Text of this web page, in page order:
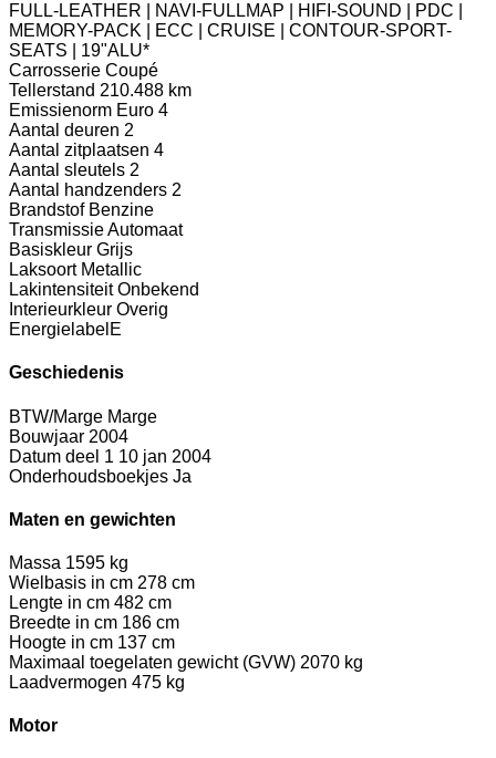
FULL-LEATHER | NAVI-FULLMAP | HIFI-SOUND | PDC |
MEMORY-PACK | ECC | CRUISE | CONTOUR-SPORT-
SEATS | 19"ALU*
Carrosserie Coupé
Tellerstand 210.488 km
Emissienorm Euro 4
Aantal deuren 2
Aantal zitplaatsen 4
Aantal sleutels 2
Aantal handzenders 2
Brandstof Benzine
TransmissieAutomaat
Basiskleur Grijs
Laksoort Metallic
Lakintensiteit Onbekend
Interieurkleur Overig
Energielabel E
Geschiedenis
BTW/Marge Marge
Bouwjaar 2004
Datum deel 1 10 jan 2004
Onderhoudsboekjes Ja
Maten en gewichten
Massa 1595 kg
Wielbasis in cm 278 cm
Lengte in cm 482 cm
Breedte in cm 186 cm
Hoogte in cm 137 cm
Maximaal toegelaten gewicht (GVW) 2070 kg
Laadvermogen 475 kg
Motor